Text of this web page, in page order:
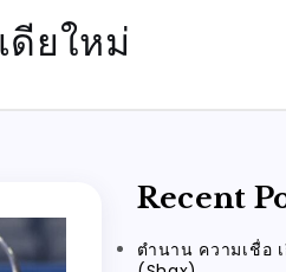
ดียใหม่
Recent
ตำนาน ความเชื่อ